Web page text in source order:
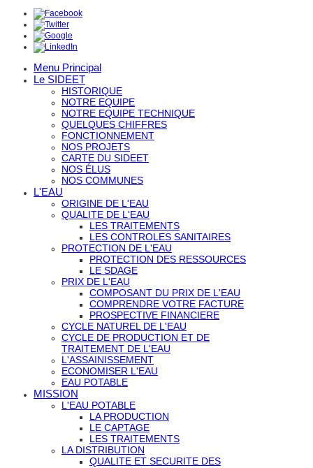
Menu Principal
Le SIDEET
HISTORIQUE
NOTRE EQUIPE
NOTRE EQUIPE TECHNIQUE
QUELQUES CHIFFRES
FONCTIONNEMENT
NOS PROJETS
CARTE DU SIDEET
NOS ÉLUS
NOS COMMUNES
L'EAU
ORIGINE DE L'EAU
QUALITE DE L'EAU
LES TRAITEMENTS
LES CONTROLES SANITAIRES
PROTECTION DE L'EAU
PROTECTION DES RESSOURCES
LE SDAGE
PRIX DE L'EAU
COMPOSANT DU PRIX DE L'EAU
COMPRENDRE VOTRE FACTURE
PROSPECTIVE FINANCIERE
CYCLE NATUREL DE L'EAU
CYCLE DE PRODUCTION ET DE
TRAITEMENT DE L'EAU
L'ASSAINISSEMENT
ECONOMISER L'EAU
EAU POTABLE
MISSION
L'EAU POTABLE
LA PRODUCTION
LE CAPTAGE
LES TRAITEMENTS
LA DISTRIBUTION
QUALITE ET SECURITE DES